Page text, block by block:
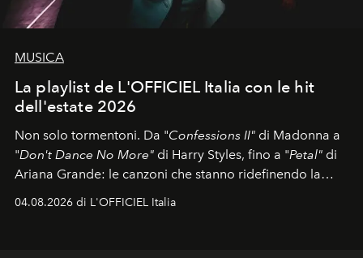
MUSICA
La playlist de L'OFFICIEL Italia con le hit
dell'estate 2026
Non solo tormentoni. Da "Confessions II" di Madonna a
"Don't Dance No More" di Harry Styles, fino a "Petal" di
Ariana Grande: le canzoni che stanno ridefinendo la
04.08.2026 di L'OFFICIEL Italia